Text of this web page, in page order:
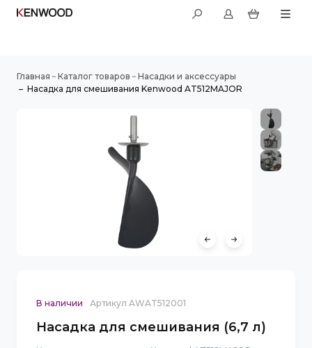
Главная – Каталог товаров – Насадки и аксессуары
– Насадка для смешивания Kenwood AT512MAJOR
В наличии Артикул AWAT512001
Насадка для смешивания (6,7 л)